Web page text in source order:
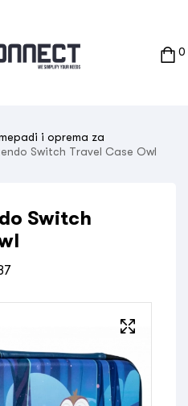
0
i oprema za
Switch Travel Case Owl
Switch